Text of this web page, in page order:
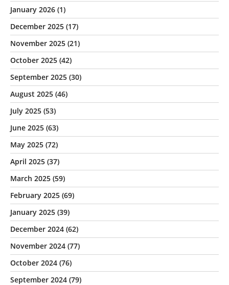
January 2026 (1)
December 2025 (17)
November 2025 (21)
October 2025 (42)
September 2025 (30)
August 2025 (46)
July 2025 (53)
June 2025 (63)
May 2025 (72)
April 2025 (37)
March 2025 (59)
February 2025 (69)
January 2025 (39)
December 2024 (62)
November 2024 (77)
October 2024 (76)
September 2024 (79)